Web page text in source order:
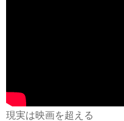
現実は映画を超える